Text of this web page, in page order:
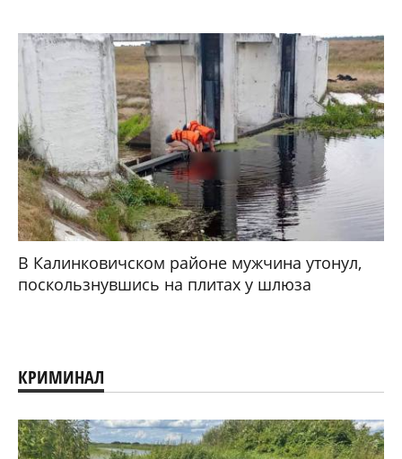
В Калинковичском районе мужчина утонул,
поскользнувшись на плитах у шлюза
КРИМИНАЛ